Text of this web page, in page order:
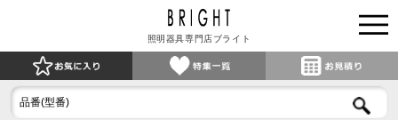
照明器具専門店ブライト